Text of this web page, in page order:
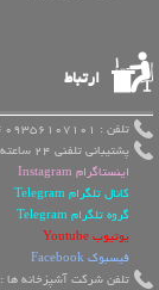
ارتباط
تلفن : 09356107101 تورج امین فر
پشتیبانی تلفنی 24 ساعته در 7 روز هفته
اینستاگرام Instagram
کانال تلگرام Telegram
گروه تلگرام Telegram
یوتیوب Youtube
فیسبوک Facebook
تلفن شرکت آشپزخانه ها : 02144208871